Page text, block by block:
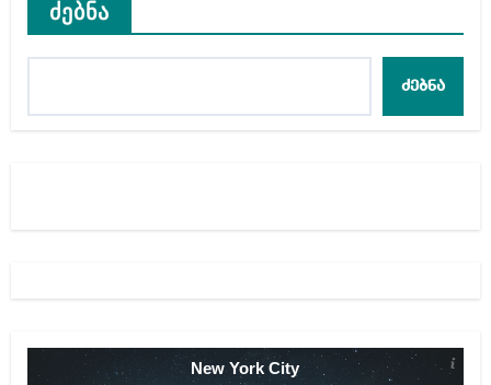
ძებნა
ძებნა
New York City